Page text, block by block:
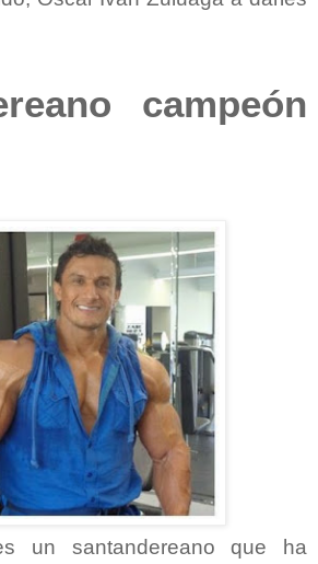
campeón
un santandereano que ha